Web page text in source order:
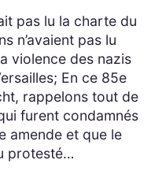
pas lu la charte du
n’avaient pas lu
violence des nazis
En ce 85e
rappelons tout de
furent condamnés
amende et que le
protesté…